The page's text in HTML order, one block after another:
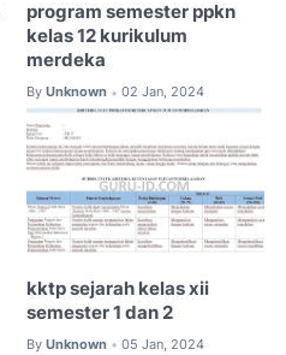
program semester ppkn
kelas 12 kurikulum
merdeka
By Unknown • 02 Jan, 2024
kktp sejarah kelas xii
semester 1 dan 2
By Unknown • 05 Jan, 2024